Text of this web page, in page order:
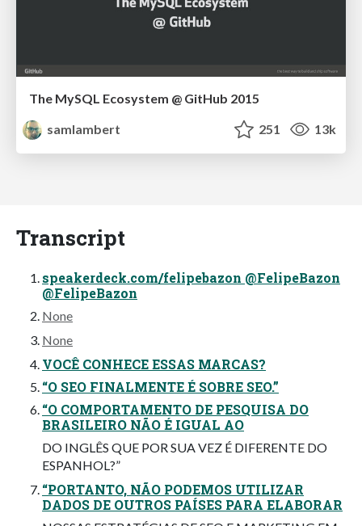
The MySQL Ecosystem @ GitHub 2015
samlambert
251 13k
Transcript
speakerdeck.com/felipebazon @FelipeBazon
@FelipeBazon
None
None
VOCÊ CONHECE ESSAS MARCAS?
“O SEO FINALMENTE É SOBRE SEO.”
“O COMPORTAMENTO DE PESQUISA DO
BRASILEIRO NÃO É IGUAL AO
DO INGLÊS QUE POR SUA VEZ É DIFERENTE DO
ESPANHOL?”
“PORTANTO, NÃO PODEMOS UTILIZAR
DADOS DE OUTROS PAÍSES PARA ELABORAR